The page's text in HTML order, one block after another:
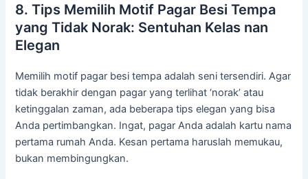
8. Tips Memilih Motif Pagar Besi Tempa
yang Tidak Norak: Sentuhan Kelas nan
Elegan
Memilih motif pagar besi tempa adalah seni tersendiri. Agar
tidak berakhir dengan pagar yang terlihat ‘norak’ atau
ketinggalan zaman, ada beberapa tips elegan yang bisa
Anda pertimbangkan. Ingat, pagar Anda adalah kartu nama
pertama rumah Anda. Kesan pertama haruslah memukau,
bukan membingungkan.